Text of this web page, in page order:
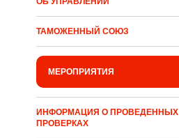
ТАМОЖЕННЫЙ СОЮЗ
МЕРОПРИЯТИЯ
ИНФОРМАЦИЯ О ПРОВЕДЕННЫХ
ПРОВЕРКАХ